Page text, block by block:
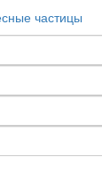
частицы